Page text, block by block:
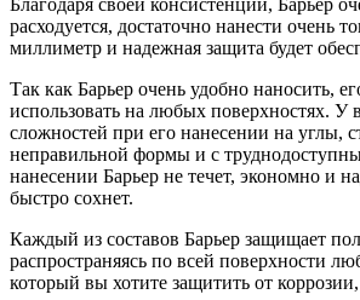
Благодаря своей консистенции, Барьер
расходуется, достаточно нанести очень
миллиметр и надежная защита будет
Так как Барьер очень удобно наносить,
использовать на любых поверхностях. У
сложностей при его нанесении на углы,
неправильной формы и с
нанесении Барьер не течет, экономно и
быстро сохнет.
Каждый из составов Барьер защищает
распространяясь по всей поверхности
который вы хотите защитить от